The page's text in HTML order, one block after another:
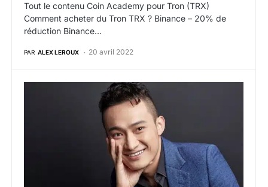
Tout le contenu Coin Academy pour Tron (TRX)
Comment acheter du Tron TRX ? Binance – 20% de
réduction Binance…
PAR ALEX LEROUX 20 avril 2022
Justin Sun – Portrait du Fondateur & CEO de TRON